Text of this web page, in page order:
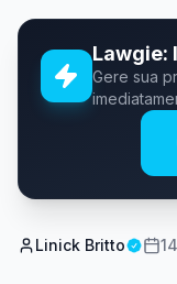
Lawgie:
Gere sua
Linick Britto